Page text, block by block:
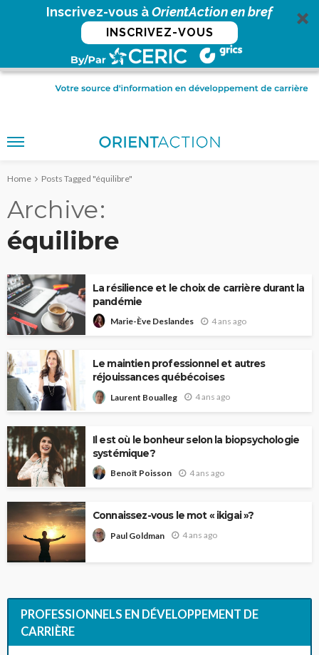
Inscrivez-vous àOrientAction en bref
INSCRIVEZ-VOUS
Home Posts Tagged "équilibre"
Archive
équilibre
La résilience et le choix de carrière durant la
pandémie
Marie-Ève Deslandes 4 ans ago
Le maintien professionnel et autres
réjouissances québécoises
Laurent Boualleg 4 ans ago
Il est où le bonheur selon la biopsychologie
systémique?
Benoît Poisson 4 ans ago
Connaissez-vous le mot « ikigai »?
Paul Goldman 4 ans ago
PROFESSIONNELS EN DÉVELOPPEMENT DE
CARRIÈRE